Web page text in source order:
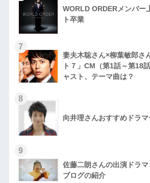
WORLD ORDERメンバー
ト卒業
7
妻夫木聡さん×柳葉敏郎さ
ト７」CM（第1話～第18
ャスト、テーマ曲は？
8
向井理さんおすすめドラマ
9
佐藤二朗さんの出演ドラ
ブログの紹介